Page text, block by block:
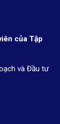
của Tập
và Đầu tư